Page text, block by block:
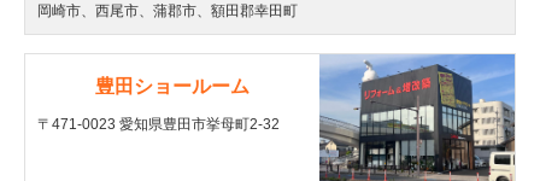
岡崎市、西尾市、蒲郡市、額田郡幸田町
豊田ショールーム
〒471-0023 愛知県豊田市挙母町2-32